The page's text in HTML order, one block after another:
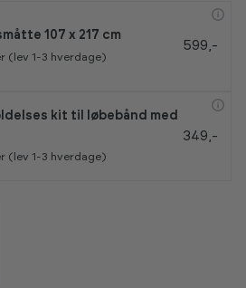
107 x 217 cm
(lev 1-3 hverdage)
599,-
kit til løbebånd med
(lev 1-3 hverdage)
349,-